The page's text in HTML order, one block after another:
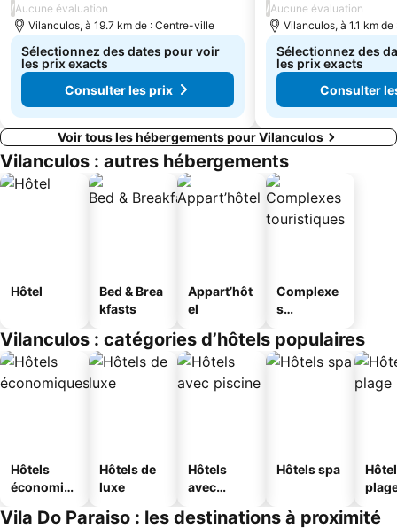
/Aucune évaluation
Vilanculos, à 19.7 km de : Centre-ville
Sélectionnez des dates pour voir
les prix exacts
Consulter les prix
/Aucune évaluation
Vilanculos, à 1.1 km
Sélectionnez des
les prix exacts
Consulter
Voir tous les hébergements pour Vilanculos
Vilanculos : autres hébergements
Hôtel
Bed & Brea
kfasts
Appart’hôt
el
Complexe
s
s
Vilanculos : catégories d’hôtels populaires
Hôtels
économiq
Hôtels de
luxe
Hôtels
avec
Hôtels spa
Vila Do Paraiso : les destinations à proximité